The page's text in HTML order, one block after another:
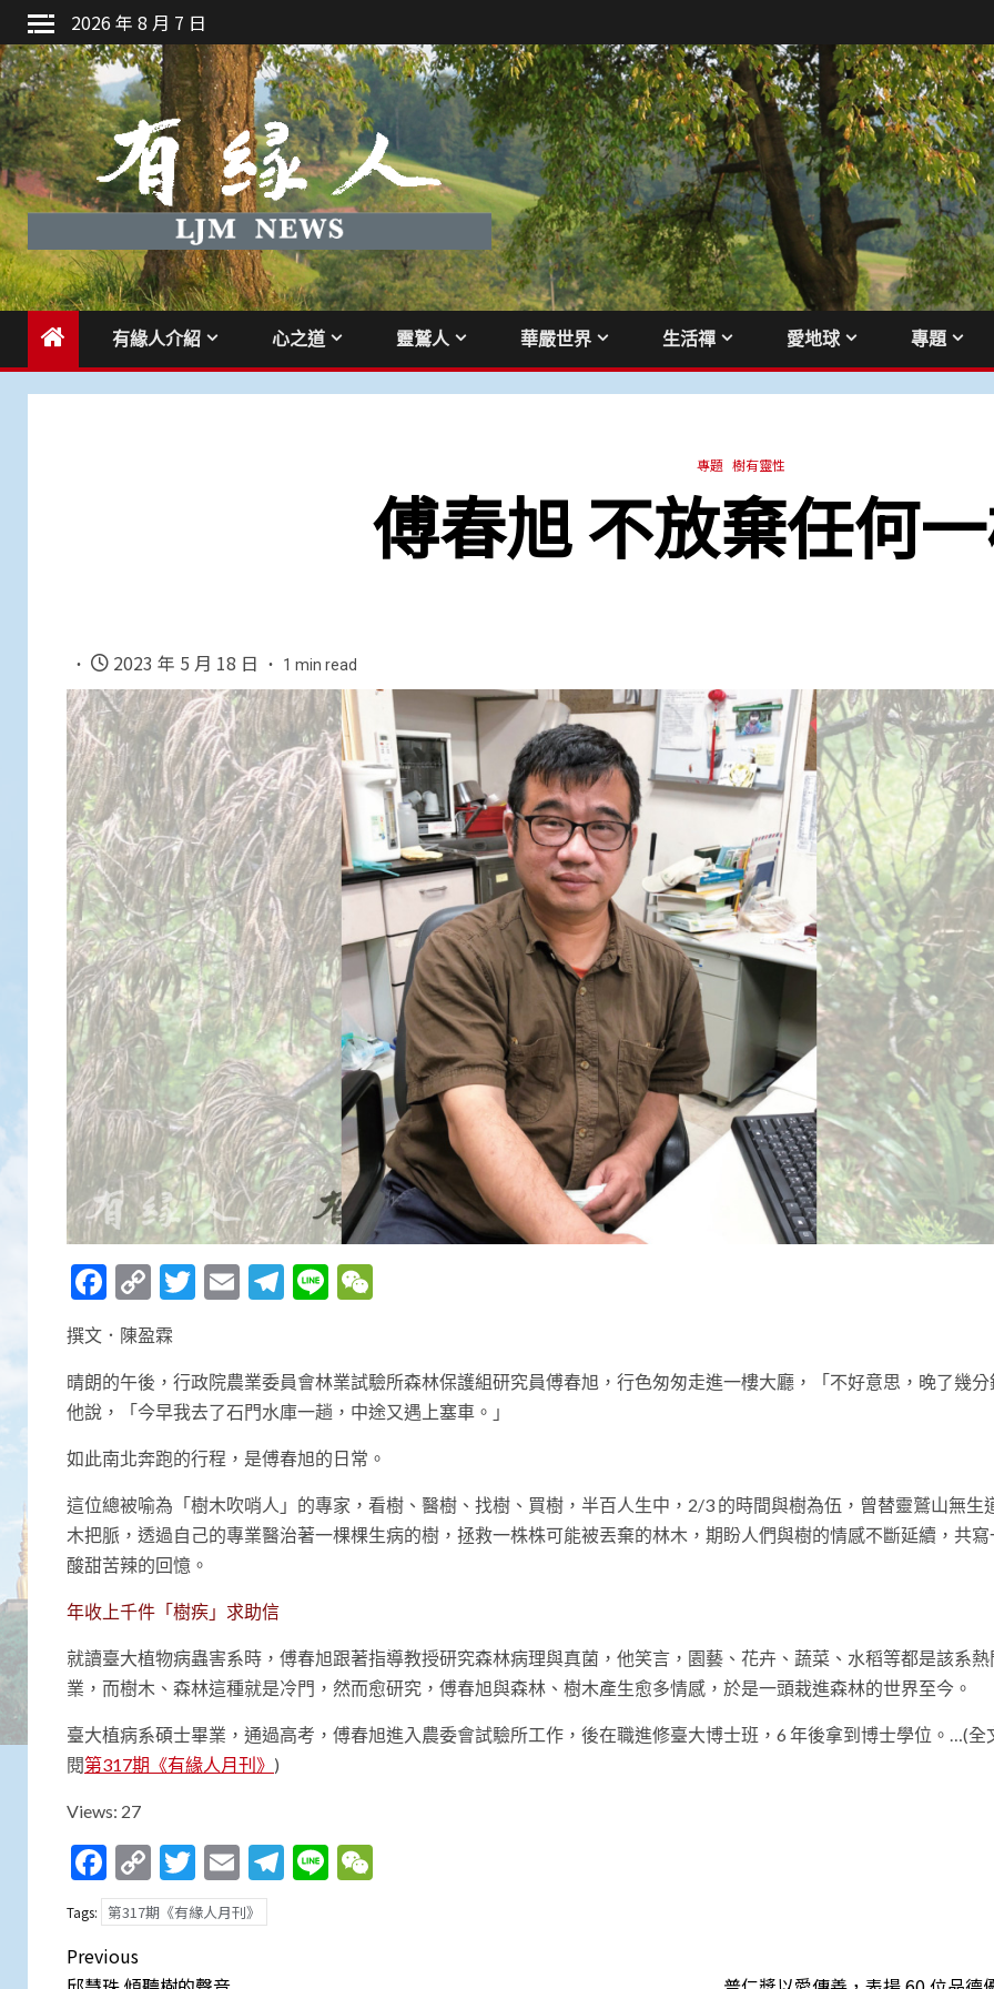
Skip
to
content
2026 年 8 月 7 日
有緣人介紹 心之道 靈鷲人 華嚴世界 生活禪 愛地球 專題
專題 樹有靈性
傅春旭 不放棄任何
2023 年 5 月 18 日 1 min read
Facebook
Copy
Link
Twitter
EmailTelegram
Line
撰文．陳盈霖
晴朗的午後，行政院農業委員會林業試驗所森林保護組研究員傅春旭，行色匆匆走進一樓大廳，「不好意思，晚了幾
他說，「今早我去了石門水庫一趟，中途又遇上塞車。」
如此南北奔跑的行程，是傅春旭的日常。
這位總被喻為「樹木吹哨人」的專家，看樹、醫樹、找樹、買樹，半百人生中，2/3 的時間與樹為伍，曾替靈鷲山無生
木把脈，透過自己的專業醫治著一棵棵生病的樹，拯救一株株可能被丟棄的林木，期盼人們與樹的情感不斷延續，共
酸甜苦辣的回憶。
年收上千件「樹疾」求助信
就讀臺大植物病蟲害系時，傅春旭跟著指導教授研究森林病理與真菌，他笑言，園藝、花卉、蔬菜、水稻等都是該系熱
業，而樹木、森林這種就是冷門，然而愈研究，傅春旭與森林、樹木產生愈多情感，於是一頭栽進森林的世界至今。
臺大植病系碩士畢業，通過高考，傅春旭進入農委會試驗所工作，後在職進修臺大博士班，6 年後拿到博士學位。…(全
閱第317期《有緣人月刊》 )
Views: 27
Facebook
Copy
Link
Twitter
EmailTelegram
Line
Tags: 第317期《有緣人月刊》
Post
Previous